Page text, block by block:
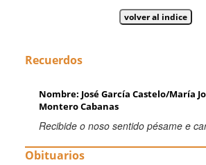
Recuerdos
Nombre: José García Castelo/María
Montero Cabanas
Recibide o noso sentido pésame e
Obituarios